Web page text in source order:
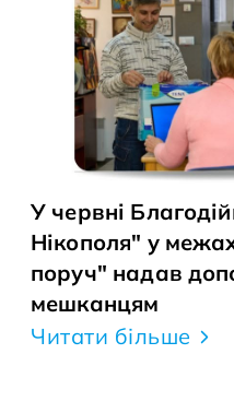
У червні
Нікополя" у
поруч" надав
мешканцям
Читати більше